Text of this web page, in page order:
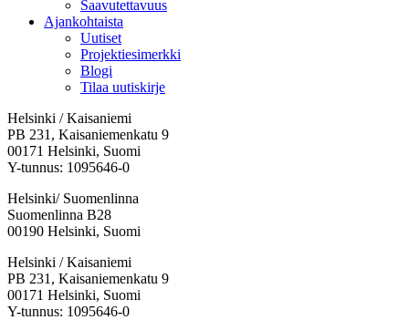
Saavutettavuus
Ajankohtaista
Uutiset
Projektiesimerkki
Blogi
Tilaa uutiskirje
Helsinki / Kaisaniemi
PB 231, Kaisaniemenkatu 9
00171 Helsinki, Suomi
Y-tunnus: 1095646-0
Helsinki/ Suomenlinna
Suomenlinna B28
00190 Helsinki, Suomi
Facebook:
Avataan
uuteen
välilehteen
Instagram:
Avataan
uuteen
välilehteen
TikTok:
Avataan
uuteen
välilehteen
Youtube:
Avataan
uuteen
välilehteen
Vimeo:
Avataan
uuteen
välilehteen
Helsinki / Kaisaniemi
PB 231, Kaisaniemenkatu 9
00171 Helsinki, Suomi
Y-tunnus: 1095646-0